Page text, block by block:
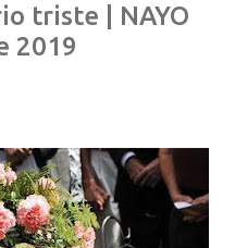
El arte de
| ROBERTO
triste | NAYO
2019